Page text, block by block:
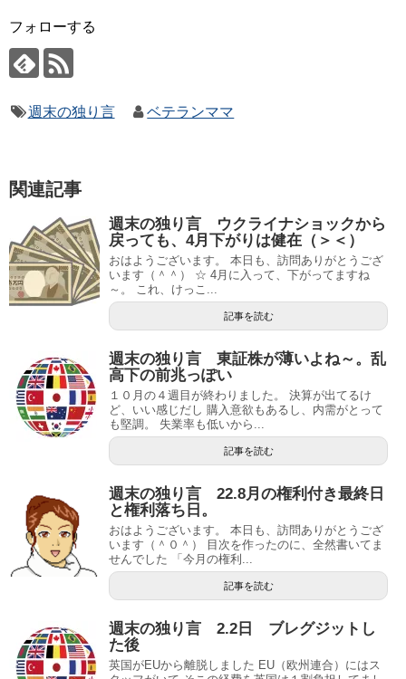
フォローする
週末の独り言 ベテランママ
関連記事
週末の独り言 ウクライナショックから
戻っても、4月下がりは健在（＞＜）
おはようございます。 本日も、訪問ありがとうござ
います（＾＾） ☆ 4月に入って、下がってますね
～。 これ、けっこ...
記事を読む
週末の独り言 東証株が薄いよね～。乱
高下の前兆っぽい
１０月の４週目が終わりました。 決算が出てるけ
ど、いい感じだし 購入意欲もあるし、内需がとって
も堅調。 失業率も低いから...
記事を読む
週末の独り言 22.8月の権利付き最終日
と権利落ち日。
おはようございます。 本日も、訪問ありがとうござ
います（＾０＾） 目次を作ったのに、全然書いてま
せんでした 「今月の権利...
記事を読む
週末の独り言 2.2日 ブレグジットし
た後
英国がEUから離脱しました EU（欧州連合）にはス